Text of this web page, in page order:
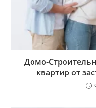
квартир от